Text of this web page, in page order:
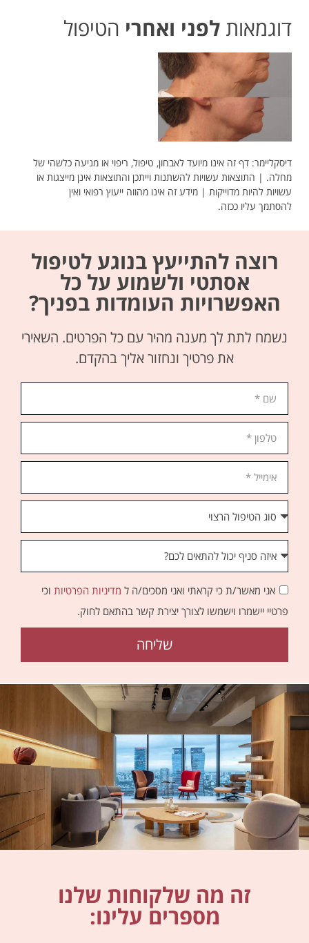
דוגמאות לפני ואחרי הטיפול
דיסקליימר: דף זה אינו מיועד לאבחון, טיפול, ריפוי או מניעה כלשהי של
מחלה. | התוצאות עשויות להשתנות וייתכן והתוצאות אינן מייצגות או
עשויות להיות מדוייקות | מידע זה אינו מהווה ייעוץ רפואי ואין
להסתמך עליו ככזה.
רוצה להתייעץ בנוגע לטיפול
אסתטי ולשמוע על כל
האפשרויות העומדות בפניך?
נשמח לתת לך מענה מהיר עם כל הפרטים. השאירי
את פרטיך ונחזור אליך בהקדם.
אני מאשר/ת כי קראתי ואני מסכים/ה ל מדיניות הפרטיות וכי
פרטיי יישמרו וישמשו לצורך יצירת קשר בהתאם לחוק.
שליחה
זה מה שלקוחות שלנו
מספרים עלינו: